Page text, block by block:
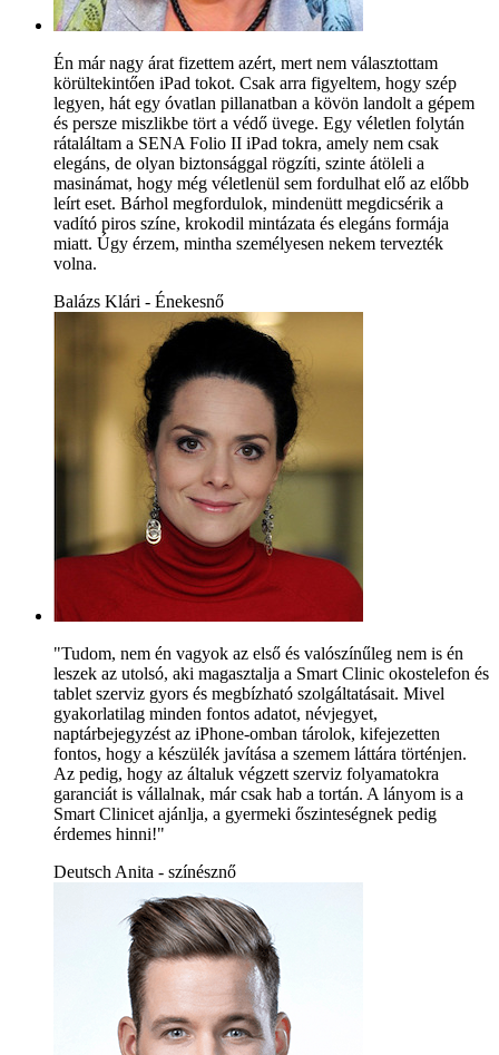
Én már nagy árat fizettem azért, mert nem választottam
körültekintően iPad tokot. Csak arra figyeltem, hogy szép
legyen, hát egy óvatlan pillanatban a kövön landolt a gépem
és persze miszlikbe tört a védő üvege. Egy véletlen folytán
rátaláltam a SENA Folio II iPad tokra, amely nem csak
elegáns, de olyan biztonsággal rögzíti, szinte átöleli a
masinámat, hogy még véletlenül sem fordulhat elő az előbb
leírt eset. Bárhol megfordulok, mindenütt megdicsérik a
vadító piros színe, krokodil mintázata és elegáns formája
miatt. Úgy érzem, mintha személyesen nekem tervezték
volna.
Balázs Klári - Énekesnő
"Tudom, nem én vagyok az első és valószínűleg nem is én
leszek az utolsó, aki magasztalja a Smart Clinic okostelefon és
tablet szerviz gyors és megbízható szolgáltatásait. Mivel
gyakorlatilag minden fontos adatot, névjegyet,
naptárbejegyzést az iPhone-omban tárolok, kifejezetten
fontos, hogy a készülék javítása a szemem láttára történjen.
Az pedig, hogy az általuk végzett szerviz folyamatokra
garanciát is vállalnak, már csak hab a tortán. A lányom is a
Smart Clinicet ajánlja, a gyermeki őszinteségnek pedig
érdemes hinni!"
Deutsch Anita - színésznő